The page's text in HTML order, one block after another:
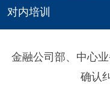
对内培训
金融公司部、中心
确认